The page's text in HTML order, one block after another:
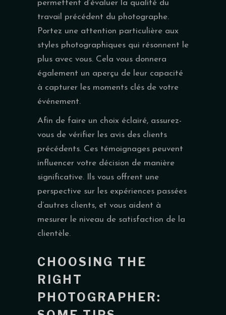
permettent d’évaluer la qualité du
travail précédent du photographe.
Portez une attention particulière aux
styles photographiques qui résonnent le
plus avec vous. Cela vous donnera
également un aperçu de leur capacité
à capturer les moments clés de votre
événement.
Afin de faire un choix éclairé, assurez-
vous de vérifier les avis des clients
précédents. Ces témoignages peuvent
influencer votre décision de manière
significative. Ils vous offrent une
perspective sur les expériences passées
d’autres clients, et vous aident à
mesurer le niveau de satisfaction de la
clientèle.
CHOOSING THE
RIGHT
PHOTOGRAPHER: